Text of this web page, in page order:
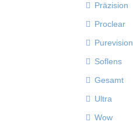
Präzision
Proclear
Purevision
Soflens
Gesamt
Ultra
Wow